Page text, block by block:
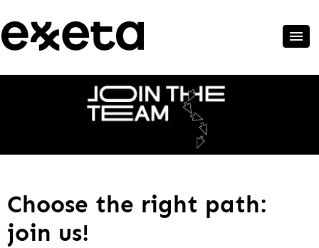
Choose the right path:
join us!